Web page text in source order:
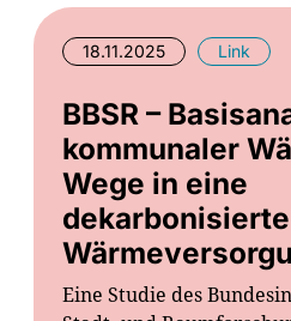
18.11.2025 Link
BBSR –
kommunaler
Wege in eine
dekarbonisierte
Eine Studie des